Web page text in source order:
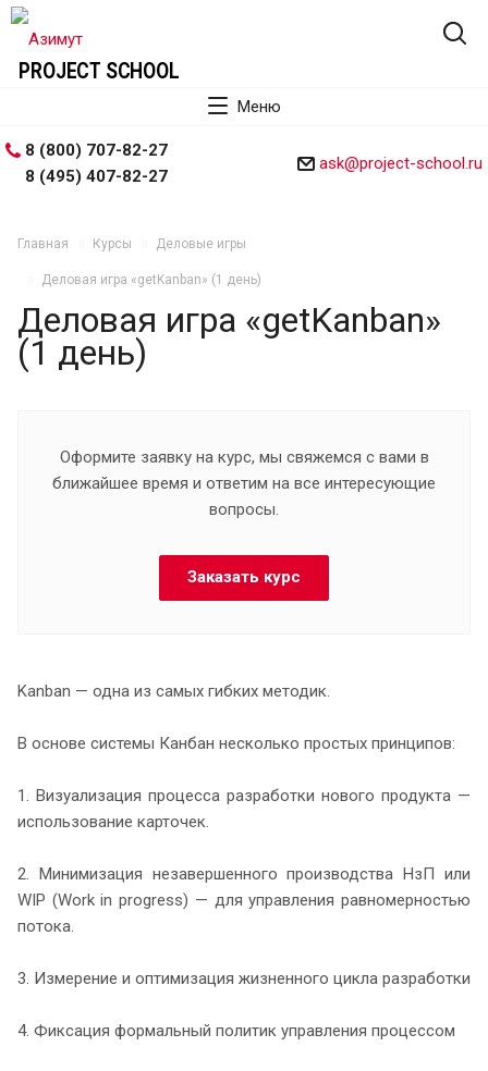
PROJECT SCHOOL
Меню
8 (800) 707-82-27
8 (495) 407-82-27
ask@project-school.ru
Главная Курсы Деловые игры
Деловая игра «getKanban» (1 день)
Деловая игра «getKanban»
(1 день)
Оформите заявку на курс, мы свяжемся с вами в
ближайшее время и ответим на все интересующие
вопросы.
Заказать курс
Kanban — одна из самых гибких методик.
В основе системы Канбан несколько простых принципов:
1. Визуализация процесса разработки нового продукта —
использование карточек.
2. Минимизация незавершенного производства НзП или
WIP (Work in progress) — для управления равномерностью
потока.
3. Измерение и оптимизация жизненного цикла разработки
4. Фиксация формальный политик управления процессом